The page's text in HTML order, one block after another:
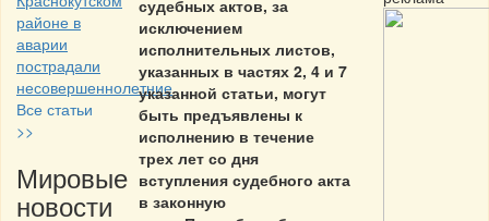
районе в
аварии
пострадали
несовершеннолетние
Все статьи
>>
Мировые
новости
судебных актов, за
исключением
исполнительных листов,
указанных в частях 2, 4 и 7
указанной статьи, могут
быть предъявлены к
исполнению в течение
трех лет со дня
вступления судебного акта
в законную